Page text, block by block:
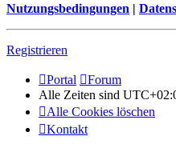
Nutzungsbedingungen |
Registrieren
Portal
Forum
Alle Zeiten sind
Alle Cookies löschen
Kontakt